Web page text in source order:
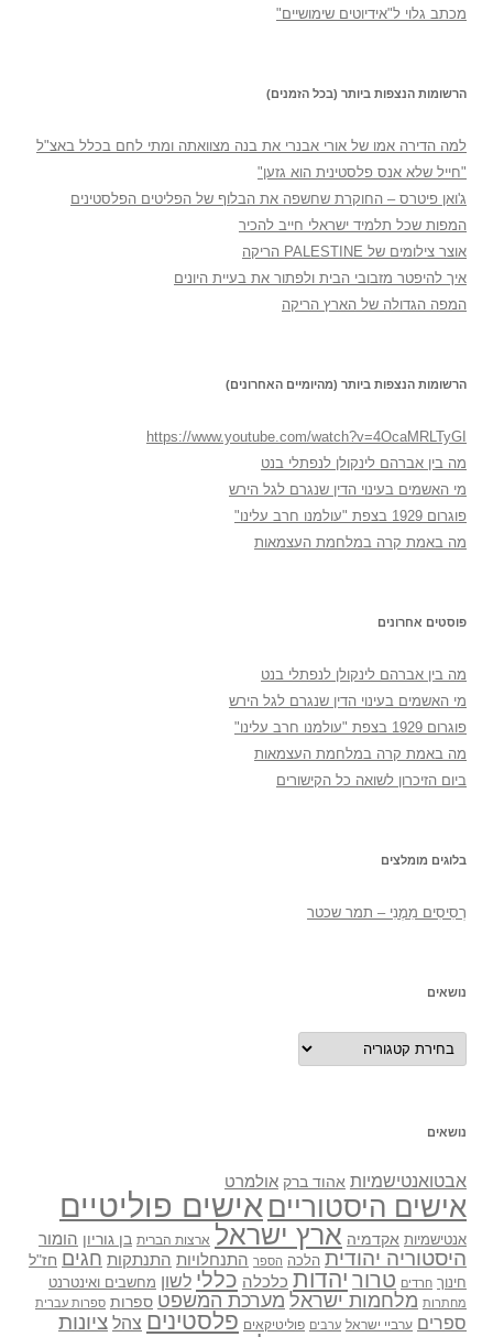
מכתב גלוי ל"אידיוטים שימושיים"
הרשומות הנצפות ביותר (בכל הזמנים)
למה הדירה אמו של אורי אבנרי את בנה מצוואתה ומתי לחם בכלל באצ"ל
"חייל שלא אנס פלסטינית הוא גזען"
ג'ואן פיטרס – החוקרת שחשפה את הבלוף של הפליטים הפלסטינים
המפות שכל תלמיד ישראלי חייב להכיר
אוצר צילומים של PALESTINE הריקה
איך להיפטר מזבובי הבית ולפתור את בעיית היונים
המפה הגדולה של הארץ הריקה
הרשומות הנצפות ביותר (מהיומיים האחרונים)
https://www.youtube.com/watch?v=4OcaMRLTyGI
מה בין אברהם לינקולן לנפתלי בנט
מי האשמים בעינוי הדין שנגרם לגל הירש
פוגרום 1929 בצפת "עולמנו חרב עלינו"
מה באמת קרה במלחמת העצמאות
פוסטים אחרונים
מה בין אברהם לינקולן לנפתלי בנט
מי האשמים בעינוי הדין שנגרם לגל הירש
פוגרום 1929 בצפת "עולמנו חרב עלינו"
מה באמת קרה במלחמת העצמאות
ביום הזיכרון לשואה כל הקישורים
בלוגים מומלצים
רְסִיסִים מִמֶנִי – תמר שכטר
נושאים
נושאים
נושאים
אבטואנטישמיות אהוד ברק אולמרט
אישים היסטוריים אישים פוליטיים
אנטישמיות אקדמיה ארץ ישראל ארצות הברית בן גוריון הומור
היסטוריה יהודית הלכה הספר התנחלויות התנתקות חגים חז"ל
חינוך חרדים טרור יהדות כלכלה כללי לשון מחשבים ואינטרנט
מחתרות מלחמות ישראל מערכת המשפט ספרות ספרות עברית
ספרים ערביי ישראל ערבים פוליטיקאים פלסטינים צהל ציונות